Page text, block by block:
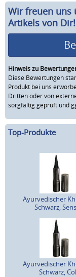
Wir freuen uns
Artikels von Dir!
Hinweis zu
Diese Bewertungen
Produkt bei uns
Dritten oder von
sorgfältig geprüft und
Top-Produkte
Ayurvedischer
Schwarz,
Ayurvedischer
Schwarz,